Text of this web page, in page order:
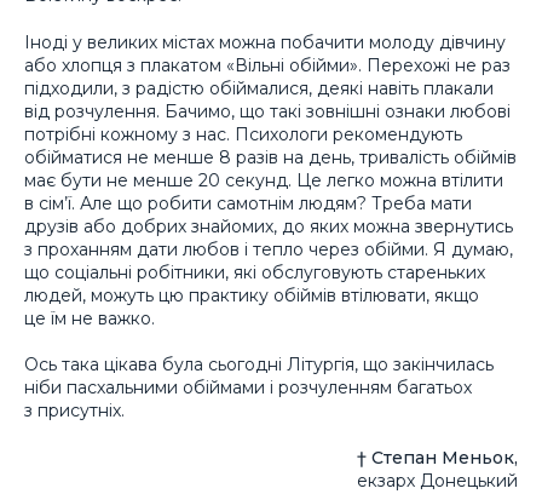
Іноді у великих містах можна побачити молоду дівчину
або хлопця з плакатом «Вільні обійми». Перехожі не раз
підходили, з радістю обіймалися, деякі навіть плакали
від розчулення. Бачимо, що такі зовнішні ознаки любові
потрібні кожному з нас. Психологи рекомендують
обійматися не менше 8 разів на день, тривалість обіймів
має бути не менше 20 секунд. Це легко можна втілити
в сім’ї. Але що робити самотнім людям? Треба мати
друзів або добрих знайомих, до яких можна звернутись
з проханням дати любов і тепло через обійми. Я думаю,
що соціальні робітники, які обслуговують стареньких
людей, можуть цю практику обіймів втілювати, якщо
це їм не важко.
Ось така цікава була сьогодні Літургія, що закінчилась
ніби пасхальними обіймами і розчуленням багатьох
з присутніх.
† Степан Меньок,
екзарх Донецький